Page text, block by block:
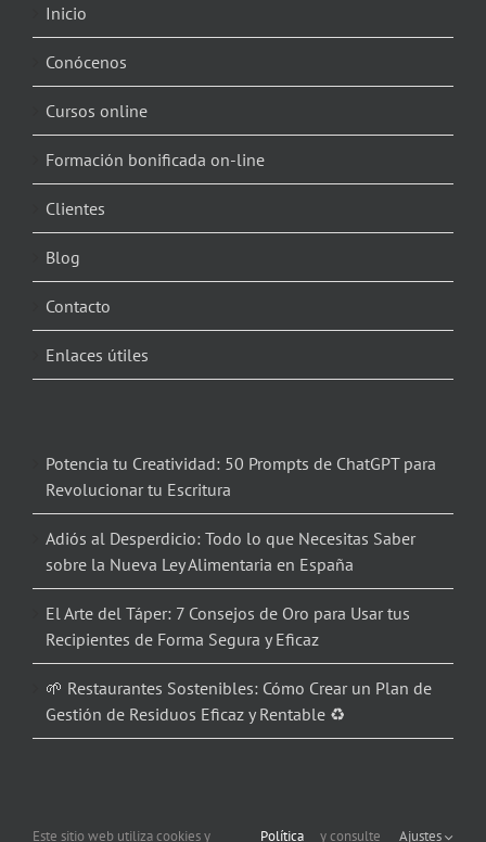
Inicio
Conócenos
Cursos online
Formación bonificada on-line
Clientes
Blog
Contacto
Enlaces útiles
Potencia tu Creatividad: 50 Prompts de ChatGPT para
Revolucionar tu Escritura
Adiós al Desperdicio: Todo lo que Necesitas Saber
sobre la Nueva Ley Alimentaria en España
El Arte del Táper: 7 Consejos de Oro para Usar tus
Recipientes de Forma Segura y Eficaz
🌱 Restaurantes Sostenibles: Cómo Crear un Plan de
Gestión de Residuos Eficaz y Rentable ♻️
Este sitio web utiliza cookies y Política y consulte Ajustes